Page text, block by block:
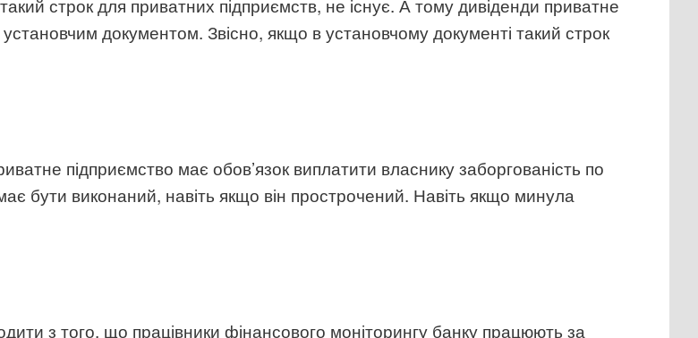
строк для приватних підприємств, не існує. А тому дивіденди приватне
документом. Звісно, якщо в установчому документі такий строк
підприємство має обов’язок виплатити власнику заборгованість по
бути виконаний, навіть якщо він прострочений. Навіть якщо минула
з того, що працівники фінансового моніторингу банку працюють за